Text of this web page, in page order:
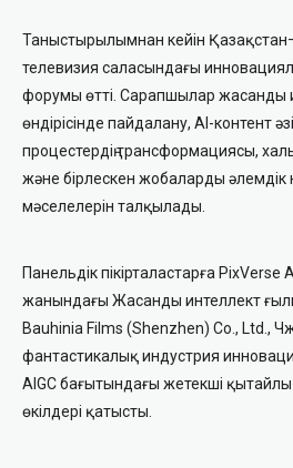
Таныстырылымнан кейін
телевизия саласындағы
форумы өтті. Сарапшылар жасанды
өндірісінде пайдалану, AI-контент
процестердің трансформациясы,
және бірлескен жобаларды
мәселелерін талқылады.
Панельдік пікірталастарға PixVerse
жанындағы Жасанды интеллект
Bauhinia Films (Shenzhen) Co., Ltd.,
фантастикалық индустрия
AIGC бағытындағы жетекші
өкілдері қатысты.